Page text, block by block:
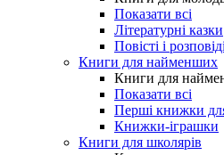
Показати всі
Літературні казки
Повісті і розповіді
Книги для найменших
Книги для
Показати всі
Перші книжки
Книжки-іграшки
Книги для школярів